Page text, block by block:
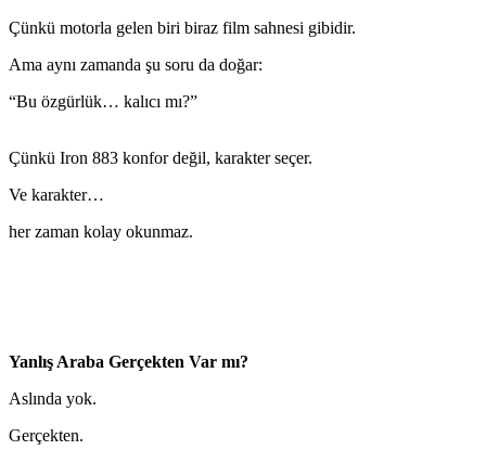
Çünkü motorla gelen biri biraz film sahnesi gibidir.
Ama aynı zamanda şu soru da doğar:
“Bu özgürlük… kalıcı mı?”
Çünkü Iron 883 konfor değil, karakter seçer.
Ve karakter…
her zaman kolay okunmaz.
Yanlış Araba Gerçekten Var mı?
Aslında yok.
Gerçekten.